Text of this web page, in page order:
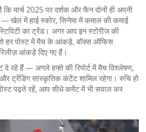
मार्च 2025 पर दर्शक और फैन दोनों ही अपनी
खेल में हाई स्कोर, सिनेमा में कमाल की कमाई
का ट्रेंड। अगर आप इन स्टोरीज की
हर पोस्ट में मैच के आंकड़े, बॉक्स ऑफिस
आंकड़े दिए गए हैं।
दे रहे हैं — अगले हफ्ते की रिपोर्ट में मैच विश्लेषण,
सांस्कृतिक कंटेंट शामिल रहेगा। रुचि हो
पढ़ते रहें, आप सीधे कमेंट में भी सवाल कर